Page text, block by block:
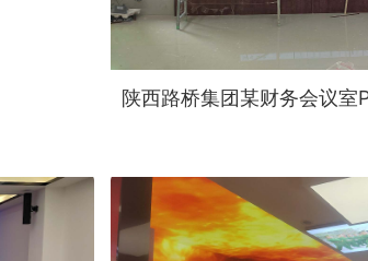
陕西路桥集团某财务会议室